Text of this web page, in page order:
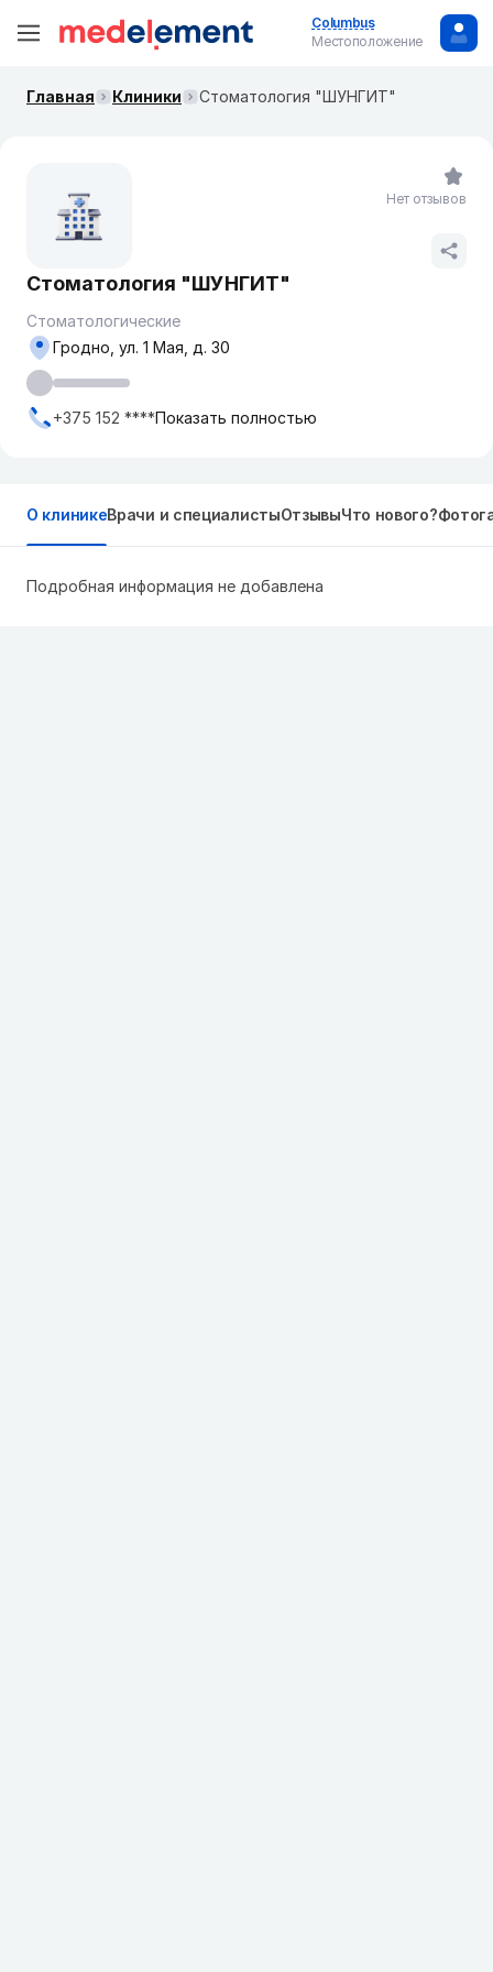
Columbus
Местоположение
Главная Клиники Стоматология "ШУНГИТ"
Стоматология "ШУНГИТ"
Стоматологические
Гродно, ул. 1 Мая, д. 30
+375 152 ****Показать полностью
Нет отзывов
О клиникеВрачи и специалистыОтзывыЧто нового?
Подробная информация не добавлена